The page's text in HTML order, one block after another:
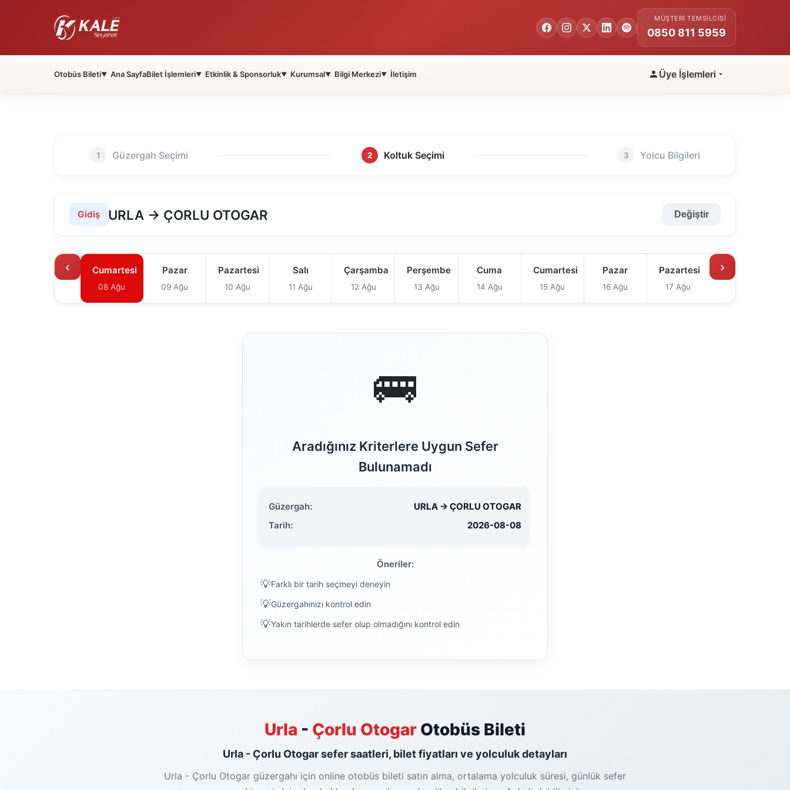
MÜŞTERI TEMSILCISI
0850 811 5959
Otobüs Bileti▼ Ana SayfaBilet İşlemleri▼ Etkinlik & Sponsorluk▼ Kurumsal▼ Bilgi Merkezi▼ İletişim Üye İşlemleri
1 Güzergah Seçimi 2 Koltuk Seçimi 3 Yolcu Bilgileri
Gidiş URLA → ÇORLU OTOGAR Değiştir
‹ Cumartesi
08 Ağu
Pazar
09 Ağu
Pazartesi
10 Ağu
Salı
11 Ağu
Çarşamba
12 Ağu
Perşembe
13 Ağu
Cuma
14 Ağu
Cumartesi
15 Ağu
Pazar
16 Ağu
Pazartesi
17 Ağu
›
🚌
Aradığınız Kriterlere Uygun Sefer
Bulunamadı
Güzergah:
URLA → ÇORLU OTOGAR
Tarih:
2026-08-08
Öneriler:
Farklı bir tarih seçmeyi deneyin
Güzergahınızı kontrol edin
Yakın tarihlerde sefer olup olmadığını kontrol edin
Urla - Çorlu Otogar Otobüs Bileti
Urla - Çorlu Otogar sefer saatleri, bilet fiyatları ve yolculuk detayları
Urla - Çorlu Otogar güzergahı için online otobüs bileti satın alma, ortalama yolculuk süresi, günlük sefer